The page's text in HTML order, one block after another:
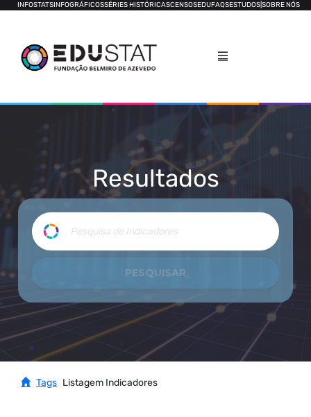
INFOSTATSINFOGRÁFICOSSÉRIES HISTÓRICASCENSOSEDUFAQSESTUDOSSOBRE NÓS
Resultados
Tags Listagem Indicadores